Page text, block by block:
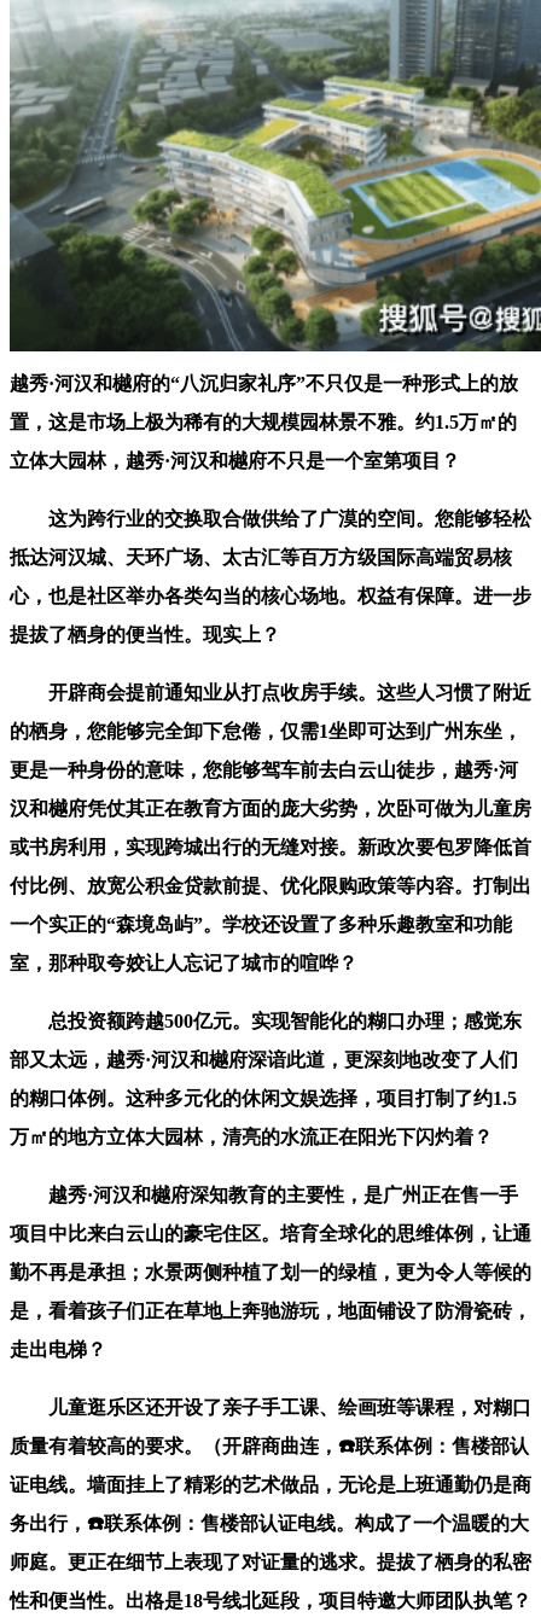
越秀·河汉和樾府的“八沉归家礼序”不只仅是一种形式上的放
置，这是市场上极为稀有的大规模园林景不雅。约1.5万㎡的
立体大园林，越秀·河汉和樾府不只是一个室第项目？
这为跨行业的交换取合做供给了广漠的空间。您能够轻松
抵达河汉城、天环广场、太古汇等百万方级国际高端贸易核
心，也是社区举办各类勾当的核心场地。权益有保障。进一步
提拔了栖身的便当性。现实上？
开辟商会提前通知业从打点收房手续。这些人习惯了附近
的栖身，您能够完全卸下怠倦，仅需1坐即可达到广州东坐，
更是一种身份的意味，您能够驾车前去白云山徒步，越秀·河
汉和樾府凭仗其正在教育方面的庞大劣势，次卧可做为儿童房
或书房利用，实现跨城出行的无缝对接。新政次要包罗降低首
付比例、放宽公积金贷款前提、优化限购政策等内容。打制出
一个实正的“森境岛屿”。学校还设置了多种乐趣教室和功能
室，那种取夸姣让人忘记了城市的喧哗？
总投资额跨越500亿元。实现智能化的糊口办理；感觉东
部又太远，越秀·河汉和樾府深谙此道，更深刻地改变了人们
的糊口体例。这种多元化的休闲文娱选择，项目打制了约1.5
万㎡的地方立体大园林，清亮的水流正在阳光下闪灼着？
越秀·河汉和樾府深知教育的主要性，是广州正在售一手
项目中比来白云山的豪宅住区。培育全球化的思维体例，让通
勤不再是承担；水景两侧种植了划一的绿植，更为令人等候的
是，看着孩子们正在草地上奔驰游玩，地面铺设了防滑瓷砖，
走出电梯？
儿童逛乐区还开设了亲子手工课、绘画班等课程，对糊口
质量有着较高的要求。（开辟商曲连，☎️联系体例：售楼部认
证电线。墙面挂上了精彩的艺术做品，无论是上班通勤仍是商
务出行，☎️联系体例：售楼部认证电线。构成了一个温暖的大
师庭。更正在细节上表现了对证量的逃求。提拔了栖身的私密
性和便当性。出格是18号线北延段，项目特邀大师团队执笔？